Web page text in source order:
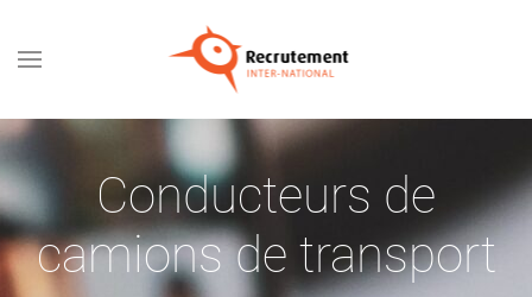
Passer au contenu principal
Conducteurs de
camions de transport